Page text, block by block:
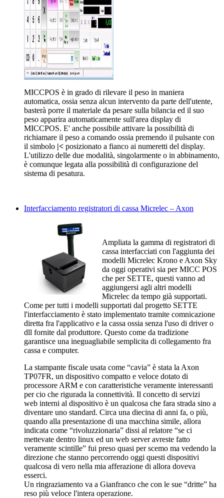
MICCPOS è in grado di rilevare il peso in maniera
automatica, ossia senza alcun intervento da parte dell'utente,
basterà porre il materiale da pesare sulla bilancia ed il suo
peso apparira automaticamente sull'area display di
MICCPOS. E' anche possibile attivare la possibilità di
richiamare il peso a comando ossia premendo il pulsante con
il simbolo |< posizionato a fianco ai numeretti del display.
L'utilizzo delle due modalità, singolarmente o in abbinamento,
è comunque legata alla possibilità di configurazione del
sistema di pesatura.
Interfacciamento registratori di cassa Micrelec – Axon
Ampliata la gamma di registratori di
cassa interfacciati con l'aggiunta dei
modelli Micrelec Krono e Axon Sky
da oggi operativi sia per MICC POS
che per SETTE, questi vanno ad
aggiungersi agli altri modelli
Micrelec da tempo già supportati.
Come per tutti i modelli supportati dal progetto SETTE
l'interfacciamento è stato implementato tramite comnicazione
diretta fra l'applicativo e la cassa ossia senza l'uso di driver o
dll fornite dal produttore. Questo come da tradizione
garantisce una ineguagliabile semplicita di collegamento fra
cassa e computer.
La stampante fiscale usata come “cavia” è stata la Axon
TP07FR, un dispositivo compatto e veloce dotato di
processore ARM e con caratteristiche veramente interessanti
per cio che rigurada la connettività. Il concetto di servizi
web interni al dispositivo è un qualcosa che fara strada sino a
diventare uno standard. Circa una diecina di anni fa, o più,
quando alla presentazione di una macchina simile, allora
indicata come “rivoluzzionaria” dissi al relatore “se ci
mettevate dentro linux ed un web server avreste fatto
veramente scintille” fui preso quasi per scemo ma vedendo la
direzione che stanno percorrendo oggi questi dispositivi
qualcosa di vero nella mia afferazione di allora doveva
esserci.
Un ringraziamento va a Gianfranco che con le sue “dritte” ha
reso più veloce l'intera operazione.